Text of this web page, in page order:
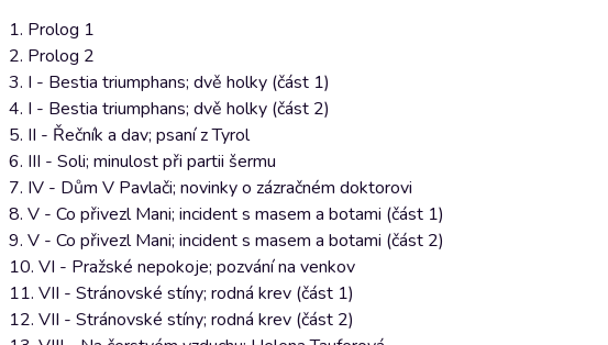
1. Prolog 1
2. Prolog 2
3. I - Bestia triumphans; dvě holky (část 1)
4. I - Bestia triumphans; dvě holky (část 2)
5. II - Řečník a dav; psaní z Tyrol
6. III - Soli; minulost při partii šermu
7. IV - Dům V Pavlači; novinky o zázračném doktorovi
8. V - Co přivezl Mani; incident s masem a botami (část 1)
9. V - Co přivezl Mani; incident s masem a botami (část 2)
10. VI - Pražské nepokoje; pozvání na venkov
11. VII - Stránovské stíny; rodná krev (část 1)
12. VII - Stránovské stíny; rodná krev (část 2)